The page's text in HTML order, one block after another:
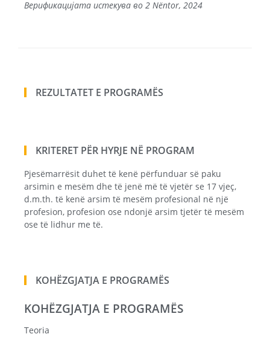
Верификацијата истекува во 2 Nëntor, 2024
REZULTATET E PROGRAMËS
KRITERET PËR HYRJE NË PROGRAM
Pjesëmarrësit duhet të kenë përfunduar së paku
arsimin e mesëm dhe të jenë më të vjetër se 17 vjeç,
d.m.th. të kenë arsim të mesëm profesional në një
profesion, profesion ose ndonjë arsim tjetër të mesëm
ose të lidhur me të.
KOHËZGJATJA E PROGRAMËS
KOHËZGJATJA E PROGRAMËS
Teoria